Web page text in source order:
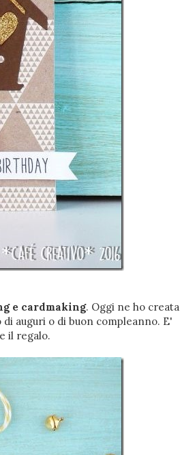
e cardmaking. Oggi ne ho creata
auguri o di buon compleanno. E'
il regalo.